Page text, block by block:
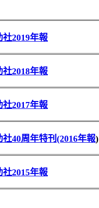
2019年報
2018年報
2017年報
40周年特刊(2016年報)
2015年報